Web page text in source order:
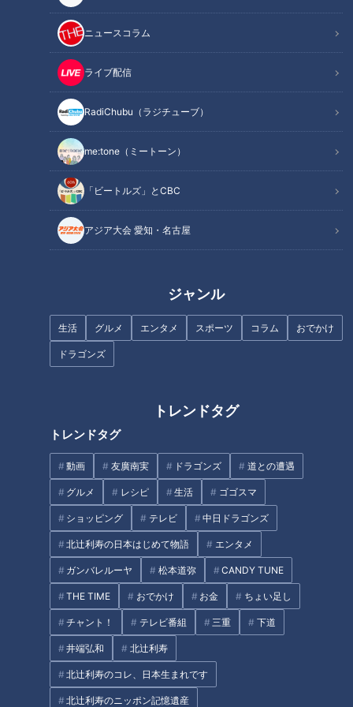
ニュースコラム
ライブ配信
RadiChubu（ラジチューブ）
me:tone（ミートーン）
「ビートルズ」とCBC
アジア大会 愛知・名古屋
ジャンル
生活 グルメ エンタメ スポーツ コラム おでかけ
ドラゴンズ
トレンドタグ
トレンドタグ
動画 友廣南実 ドラゴンズ 道との遭遇
グルメ レシピ 生活 ゴゴスマ
ショッピング テレビ 中日ドラゴンズ
北辻利寿の日本はじめて物語 エンタメ
ガンバレルーヤ 松本道弥 CANDY TUNE
THE TIME おでかけ お金 ちょい足し
チャント！ テレビ番組 三重 下道
井端弘和 北辻利寿
北辻利寿のコレ、日本生まれです
北辻利寿のニッポン記憶遺産
この記事を見たあなたへのおすすめ
字が下手なのが悩み…「誰でも
上手な文字が書ける」美文字の
他人には言えない...女性器の色
チャント！ 平松賢人